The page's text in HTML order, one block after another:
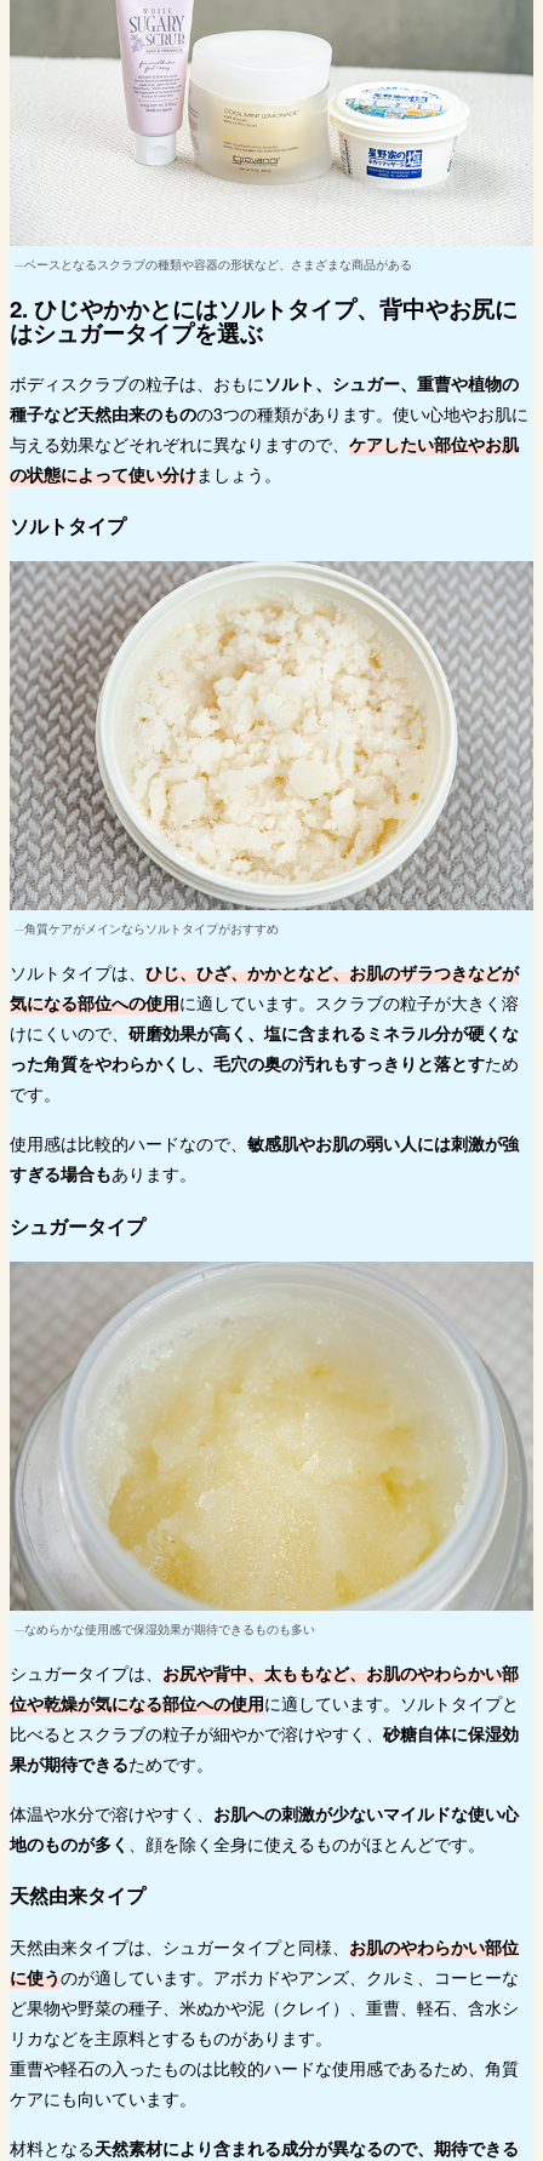
ベースとなるスクラブの種類や容器の形状など、さまざまな商品がある
2. ひじやかかとにはソルトタイプ、背中やお尻に
はシュガータイプを選ぶ
ボディスクラブの粒子は、おもにソルト、シュガー、重曹や植物の
種子など天然由来のものの3つの種類があります。使い心地やお肌に
与える効果などそれぞれに異なりますので、 ケアしたい部位やお肌
の状態によって使い分けましょう。
ソルトタイプ
角質ケアがメインならソルトタイプがおすすめ
ソルトタイプは、 ひじ、ひざ、かかとなど、お肌のザラつきなどが
気になる部位への使用に適しています。スクラブの粒子が大きく溶
けにくいので、 研磨効果が高く、塩に含まれるミネラル分が硬くな
った角質をやわらかくし、毛穴の奥の汚れもすっきりと落とすため
です。
使用感は比較的ハードなので、 敏感肌やお肌の弱い人には刺激が強
すぎる場合もあります。
シュガータイプ
なめらかな使用感で保湿効果が期待できるものも多い
シュガータイプは、 お尻や背中、太ももなど、お肌のやわらかい部
位や乾燥が気になる部位への使用に適しています。ソルトタイプと
比べるとスクラブの粒子が細やかで溶けやすく、 砂糖自体に保湿効
果が期待できるためです。
体温や水分で溶けやすく、 お肌への刺激が少ないマイルドな使い心
地のものが多く 、顔を除く全身に使えるものがほとんどです。
天然由来タイプ
天然由来タイプは、シュガータイプと同様、 お肌のやわらかい部位
に使うのが適しています。アボカドやアンズ、クルミ、コーヒーな
ど果物や野菜の種子、米ぬかや泥（クレイ）、重曹、軽石、含水シ
リカなどを主原料とするものがあります。
重曹や軽石の入ったものは比較的ハードな使用感であるため、角質
ケアにも向いています。
材料となる天然素材により含まれる成分が異なるので、期待できる